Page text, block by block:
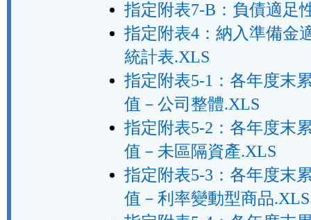
指定附表7-B：負債適足
指定附表4：納入準備金
統計表.XLS
指定附表5-1：各年度末
值－公司整體.XLS
指定附表5-2：各年度末
值－未區隔資產.XLS
指定附表5-3：各年度末
值－利率變動型商品.XLS